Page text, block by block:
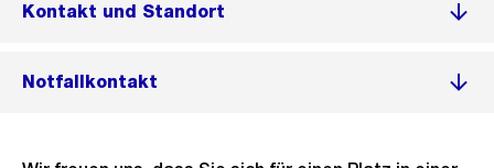
Kontakt und Standort
Notfallkontakt